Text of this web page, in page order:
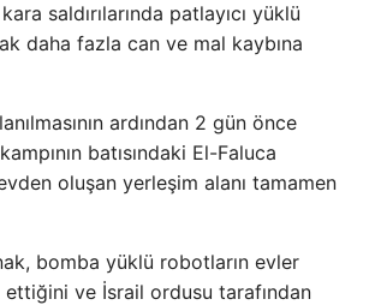
saldırılarında patlayıcı yüklü
daha fazla can ve mal kaybına
ardından 2 gün önce
batısındaki El-Faluca
oluşan yerleşim alanı tamamen
bomba yüklü robotların evler
ettiğini ve İsrail ordusu tarafından